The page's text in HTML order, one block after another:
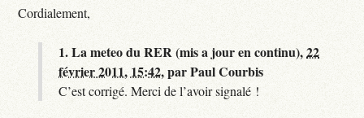
Cordialement,
1.La meteo du RER (mis a jour en continu),22
février 2011, 15:42,parPaul Courbis
C’est corrigé. Merci de l’avoir signalé !